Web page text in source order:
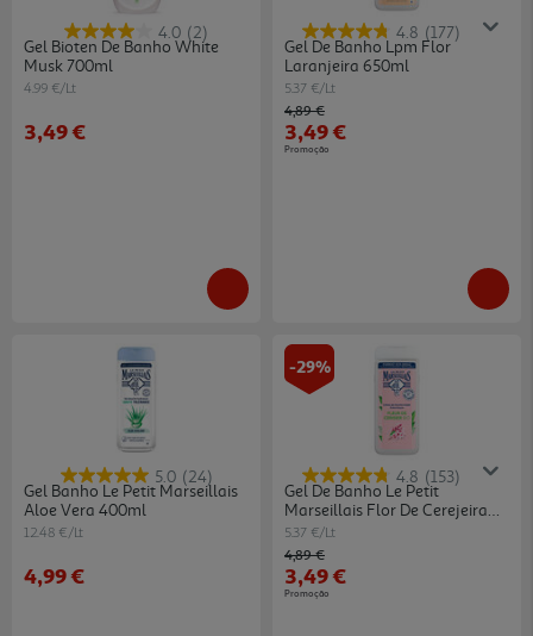
4.0 (2)
Gel Bioten De Banho White
Musk 700ml
4.99 €/Lt
3,49 €
4.8 (177)
Gel De Banho Lpm Flor
Laranjeira 650ml
5.37 €/Lt
Price reduced from
4,89 €to
3,49 €
Promoção
5.0 (24)
Gel Banho Le Petit Marseillais
Aloe Vera 400ml
12.48 €/Lt
4,99 €
-29%
4.8 (153)
Gel De Banho Le Petit
Marseillais Flor De Cerejeira
650ml
5.37 €/Lt
Price reduced from
4,89 €to
3,49 €
Promoção